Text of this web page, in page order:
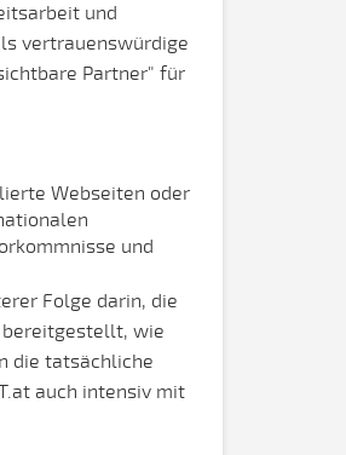
und
vertrauenswürdige
Partner" für
Webseiten oder
und
Folge darin, die
bereitgestellt, wie
die tatsächliche
auch intensiv mit